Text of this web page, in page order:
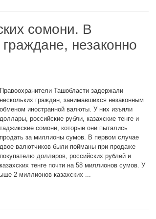
сомони. В
незаконно
Правоохранители Ташобласти задержали
нескольких граждан, занимавшихся незаконным
обменом иностранной валюты. У них изъяли
доллары, российские рубли, казахские тенге и
таджикские сомони, которые они пытались
продать за миллионы сумов. В первом случае
двое валютчиков были пойманы при продаже
покупателю долларов, российских рублей и
казахских тенге почти на 58 миллионов сумов. У
2 миллионов казахских ...